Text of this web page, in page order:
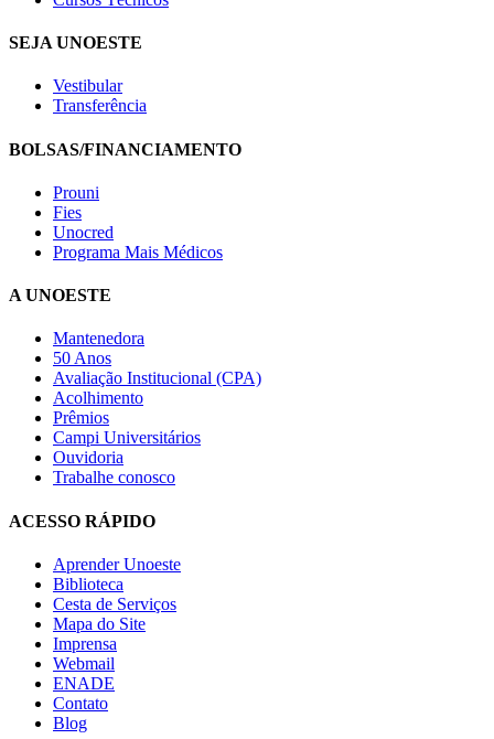
SEJA UNOESTE
Vestibular
Transferência
BOLSAS/FINANCIAMENTO
Prouni
Fies
Unocred
Programa Mais Médicos
A UNOESTE
Mantenedora
50 Anos
Avaliação Institucional (CPA)
Acolhimento
Prêmios
Campi Universitários
Ouvidoria
Trabalhe conosco
ACESSO RÁPIDO
Aprender Unoeste
Biblioteca
Cesta de Serviços
Mapa do Site
Imprensa
Webmail
ENADE
Contato
Blog